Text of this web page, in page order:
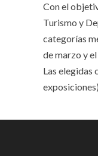
Con el
Turismo y
categorías
de marzo y
Las elegidas